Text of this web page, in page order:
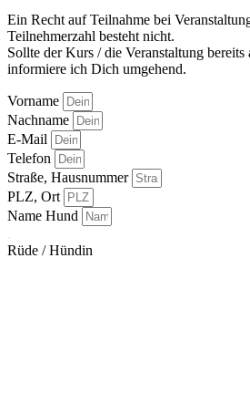
Ein Recht auf Teilnahme bei
Teilnehmerzahl besteht nicht.
Sollte der Kurs / die Veranstaltung bereits
informiere ich Dich umgehend.
Vorname
Nachname
E-Mail
Telefon
Straße, Hausnummer
PLZ, Ort
Name Hund
Rüde / Hündin